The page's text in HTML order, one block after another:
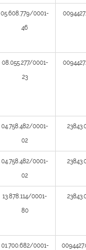
05.608.779/0001-
46
08.055.277/0001-
23
04.758.482/0001-
02
04.758.482/0001-
02
13.878.114/0001-
80
01.700.682/0001-